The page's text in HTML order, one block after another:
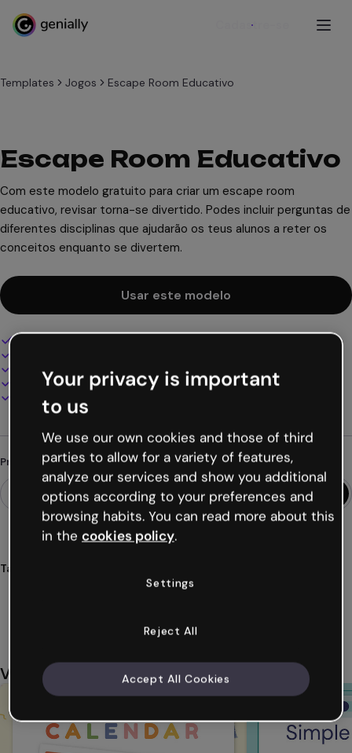
Cadastre-se
Templates Jogos Escape Room Educativo
Escape Room Educativo
Com este modelo gratuito para criar um escape room
educativo, revisar torna-se divertido. Podes incluir perguntas de
diferentes disciplinas que ajudarão os teus alunos a reter os
conceitos enquanto se divertem.
Usar este modelo
Design interativo e animado
Adicione áudio, vídeo e multimídia
Apresente, compartilhe ou publique online
Baixe em PDF, MP4 e outros formatos
Procurando algo diferente?
Tags
educación
Você também pode gostar
Your privacy is important
to us
We use our own cookies and those of third
parties to allow for a variety of features,
analyze our services and show you additional
options according to your preferences and
browsing habits. You can read more about this
in the cookies policy.
Settings
Reject All
Accept All Cookies